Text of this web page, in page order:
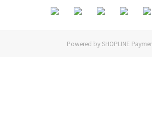
Powered by SHOPLINE